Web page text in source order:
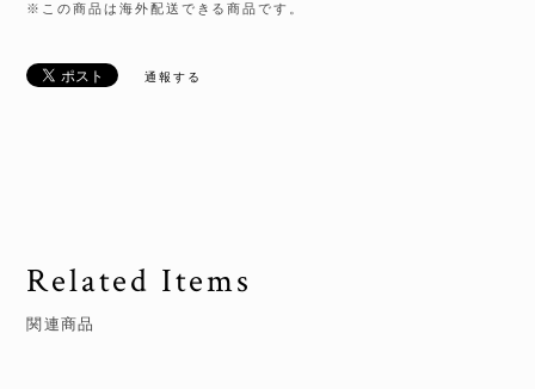
※この商品は海外配送できる商品です。
通報する
Related Items
関連商品